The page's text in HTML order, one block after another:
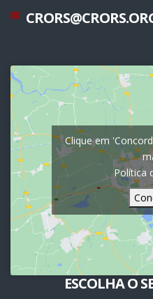
Clique em
Política
ESCOLHA O